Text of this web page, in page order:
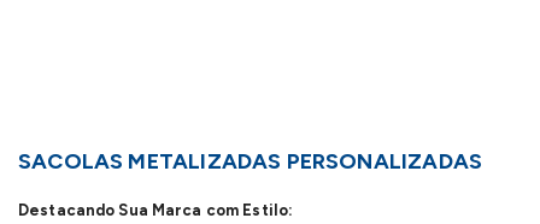
SACOLAS METALIZADAS PERSONALIZADAS
Destacando Sua Marca com Estilo: